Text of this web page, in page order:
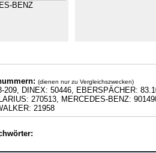
(dienen nur zu Vergleichszwecken)
209, DINEX: 50446, EBERSPÄCHER:
270513, MERCEDES-BENZ:
21958